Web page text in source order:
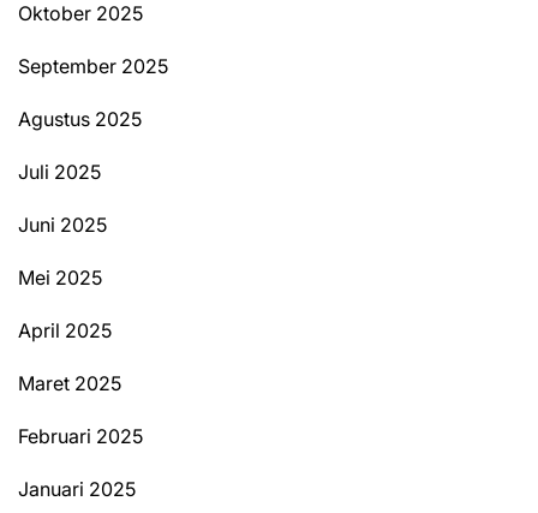
Oktober 2025
September 2025
Agustus 2025
Juli 2025
Juni 2025
Mei 2025
April 2025
Maret 2025
Februari 2025
Januari 2025